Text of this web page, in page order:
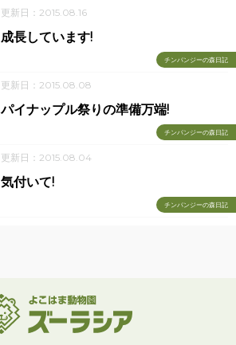
更新日：2015.08.16
チンパンジーの森日記
成長しています!
更新日：2015.08.08
チンパンジーの森日記
パイナップル祭りの準備万端!
更新日：2015.08.04
チンパンジーの森日記
気付いて!